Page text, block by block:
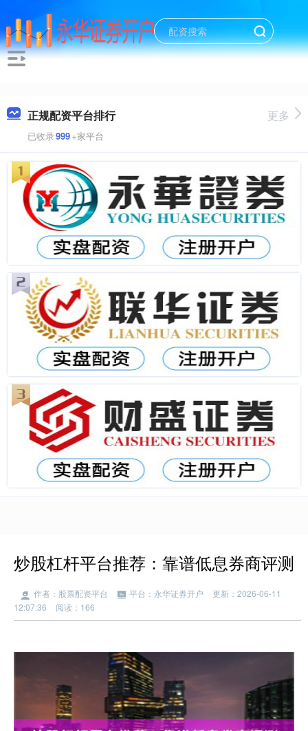
正规配资平台排行
已收录999+家平台
更多
炒股杠杆平台推荐：靠谱低息券商评测
作者：股票配资平台 平台：永华证券开户
更新：2026-06-11
12:07:36
阅读：166